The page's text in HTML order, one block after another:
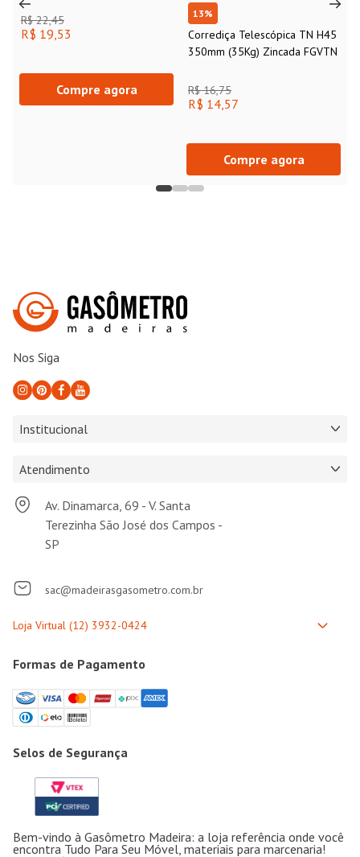
R$ 22,45
R$ 19,53
Compre agora
13%
Corrediça Telescópica TN H45
350mm (35Kg) Zincada FGVTN
R$ 16,75
R$ 14,57
Compre agora
Nos Siga
Institucional
Atendimento
Av. Dinamarca, 69 - V. Santa
Terezinha São José dos Campos -
SP
sac@madeirasgasometro.com.br
Formas de Pagamento
Selos de Segurança
Bem-vindo à Gasômetro Madeira: a loja referência onde você
encontra Tudo Para Seu Móvel, materiais para marcenaria!